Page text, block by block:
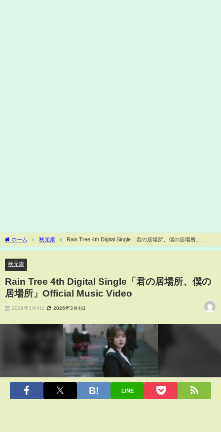
ホーム 秋元康
Rain Tree 4th Digital Single「君の居場所、僕の居場所」
Official Music Video
秋元康
Rain Tree 4th Digital Single「君の居場所、僕の
居場所」Official Music Video
2026年3月4日 2026年3月4日
LINE